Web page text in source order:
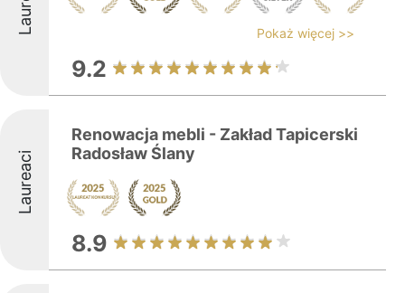
Pokaż więcej >>
9.2
Laureaci
Renowacja mebli - Zakład Tapicerski
Radosław Ślany
8.9